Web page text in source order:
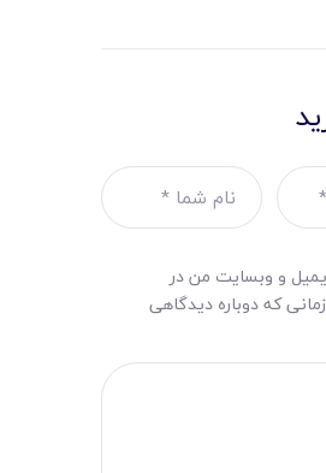
و وبسایت من در
که دوباره دیدگاهی